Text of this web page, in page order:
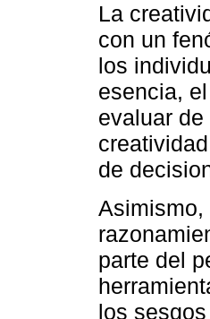
La
con un
los
esencia,
evaluar
de
parte del
los